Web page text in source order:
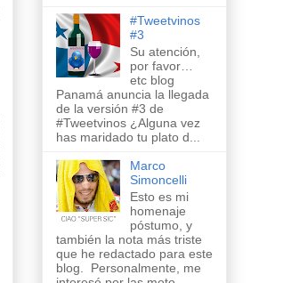
#Tweetvinos
#3
Su atención,
por favor…
etc blog
Panamá anuncia la llegada
de la versión #3 de
#Tweetvinos ¿Alguna vez
has maridado tu plato d...
Marco
Simoncelli
Esto es mi
homenaje
póstumo, y
también la nota más triste
que he redactado para este
blog. Personalmente, me